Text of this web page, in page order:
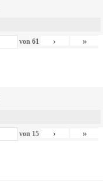
von 61 › »
von 15 › »